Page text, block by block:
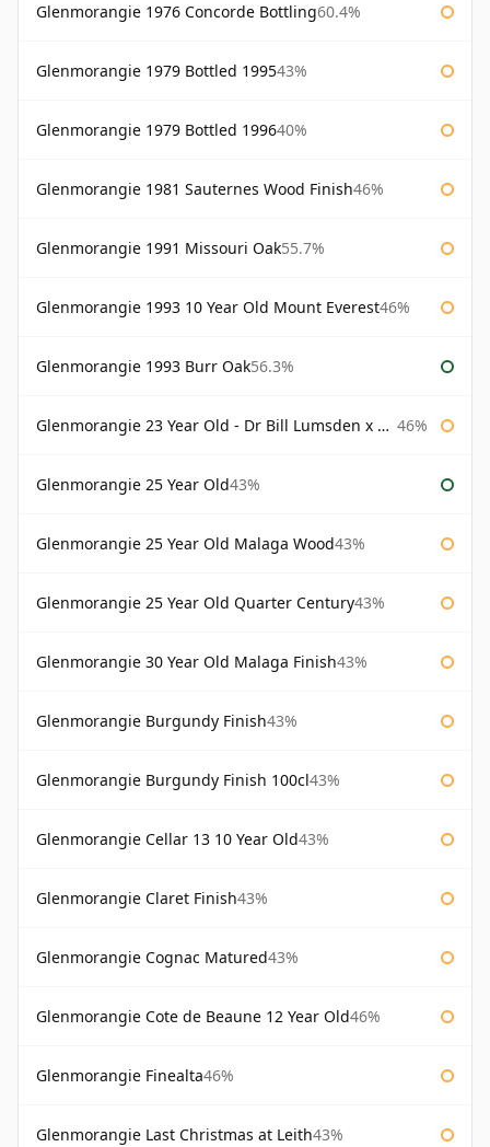
Glenmorangie 1976 Concorde Bottling60.4%
Glenmorangie 1979 Bottled 199543%
Glenmorangie 1979 Bottled 199640%
Glenmorangie 1981 Sauternes Wood Finish46%
Glenmorangie 1991 Missouri Oak55.7%
Glenmorangie 1993 10 Year Old Mount Everest46%
Glenmorangie 1993 Burr Oak56.3%
Glenmorangie 23 Year Old - Dr Bill Lumsden x Azuma Makoto 46%
Glenmorangie 25 Year Old43%
Glenmorangie 25 Year Old Malaga Wood43%
Glenmorangie 25 Year Old Quarter Century43%
Glenmorangie 30 Year Old Malaga Finish43%
Glenmorangie Burgundy Finish43%
Glenmorangie Burgundy Finish 100cl43%
Glenmorangie Cellar 13 10 Year Old43%
Glenmorangie Claret Finish43%
Glenmorangie Cognac Matured43%
Glenmorangie Cote de Beaune 12 Year Old46%
Glenmorangie Finealta46%
Glenmorangie Last Christmas at Leith43%